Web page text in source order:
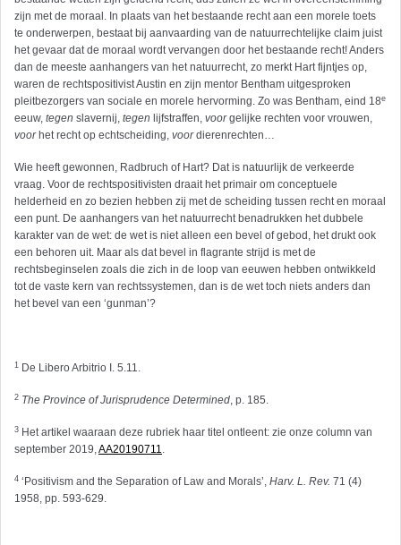
zijn met de moraal. In plaats van het bestaande recht aan een morele toets
te onderwerpen, bestaat bij aanvaarding van de natuurrechtelijke claim juist
het gevaar dat de moraal wordt vervangen door het bestaande recht! Anders
dan de meeste aanhangers van het natuurrecht, zo merkt Hart fijntjes op,
waren de rechtspositivist Austin en zijn mentor Bentham uitgesproken
pleitbezorgers van sociale en morele hervorming. Zo was Bentham, eind 18e
eeuw, tegen slavernij, tegen lijfstraffen, voorgelijke rechten voor vrouwen,
voorhet recht op echtscheiding, voordierenrechten…
Wie heeft gewonnen, Radbruch of Hart? Dat is natuurlijk de verkeerde
vraag. Voor de rechtspositivisten draait het primair om conceptuele
helderheid en zo bezien hebben zij met de scheiding tussen recht en moraal
een punt. De aanhangers van het natuurrecht benadrukken het dubbele
karakter van de wet: de wet is niet alleen een bevel of gebod, het drukt ook
een behoren uit. Maar als dat bevel in flagrante strijd is met de
rechtsbeginselen zoals die zich in de loop van eeuwen hebben ontwikkeld
tot de vaste kern van rechtssystemen, dan is de wet toch niets anders dan
het bevel van een ‘gunman’?
1 De Libero Arbitrio I. 5.11.
2 The Province of Jurisprudence Determined, p. 185.
3 Het artikel waaraan deze rubriek haar titel ontleent: zie onze column van
september 2019,AA20190711.
4 ‘Positivism and the Separation of Law and Morals’, Harv. L. Rev. 71 (4)
1958, pp. 593-629.